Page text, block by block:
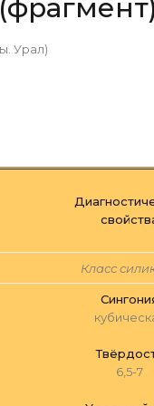
Урал)
Класс
6,5-7